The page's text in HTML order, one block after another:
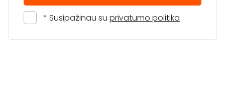
* Susipažinau su privatumo politika